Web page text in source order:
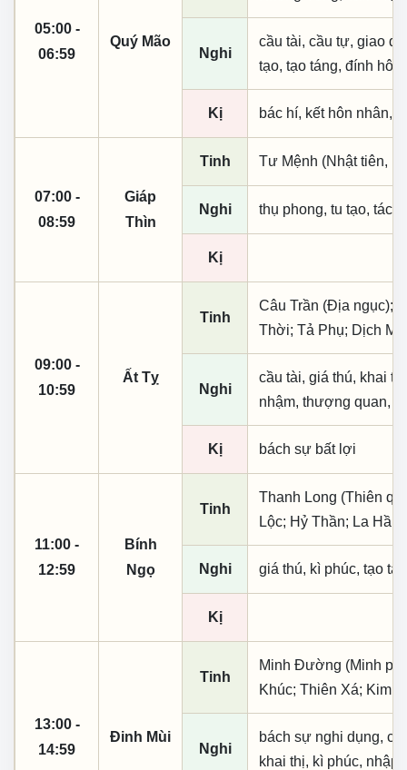
05:00 -
06:59
Quý Mão
Nghi
cầu tài, cầu tự, giao
tạo, tạo táng, đính hôn
Kị bác hí, kết hôn nhân,
07:00 -
08:59
Giáp
Thìn
Tinh Tư Mệnh (Nhật tiên,
Nghi thụ phong, tu tạo, tác
Kị
09:00 -
10:59
Ất Tỵ
Tinh
Câu Trần (Địa ngục);
Thời; Tả Phụ; Dịch
Nghi
cầu tài, giá thú, khai
nhậm, thượng quan,
Kị bách sự bất lợi
11:00 -
12:59
Bính
Ngọ
Tinh
Thanh Long (Thiên
Lộc; Hỷ Thần; La
Nghi giá thú, kì phúc, tạo
Kị
13:00 -
14:59
Đinh Mùi
Tinh
Minh Đường (Minh
Khúc; Thiên Xá; Kim
Nghi
bách sự nghi dụng,
khai thị, kì phúc, nhập